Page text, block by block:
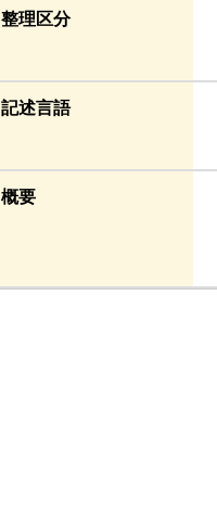
整理区分
記述言語
概要